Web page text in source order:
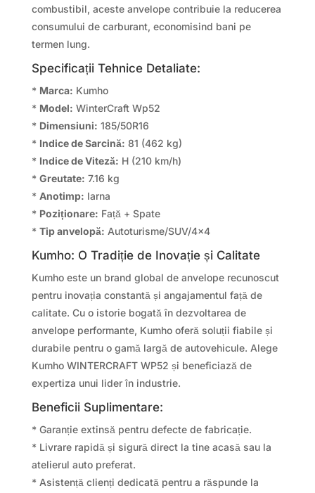
combustibil, aceste anvelope contribuie la reducerea
consumului de carburant, economisind bani pe
termen lung.
Specificații Tehnice Detaliate:
* Marca: Kumho
* Model: WinterCraft Wp52
* Dimensiuni: 185/50R16
* Indice de Sarcină: 81 (462 kg)
* Indice de Viteză: H (210 km/h)
* Greutate: 7.16 kg
* Anotimp: Iarna
* Poziționare: Față + Spate
* Tip anvelopă: Autoturisme/SUV/4×4
Kumho: O Tradiție de Inovație și Calitate
Kumho este un brand global de anvelope recunoscut
pentru inovația constantă și angajamentul față de
calitate. Cu o istorie bogată în dezvoltarea de
anvelope performante, Kumho oferă soluții fiabile și
durabile pentru o gamă largă de autovehicule. Alege
Kumho WINTERCRAFT WP52 și beneficiază de
expertiza unui lider în industrie.
Beneficii Suplimentare:
* Garanție extinsă pentru defecte de fabricație.
* Livrare rapidă și sigură direct la tine acasă sau la
atelierul auto preferat.
* Asistență clienți dedicată pentru a răspunde la